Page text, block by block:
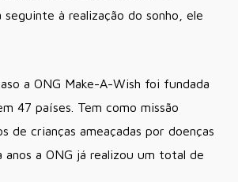
à realização do sonho, ele
a ONG Make-A-Wish foi fundada
47 países. Tem como missão
de crianças ameaçadas por doenças
anos a ONG já realizou um total de